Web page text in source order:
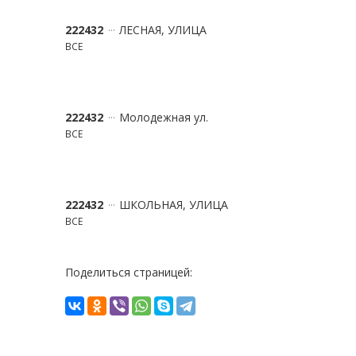
222432 ЛЕСНАЯ, УЛИЦА
ВСЕ
222432 Молодежная ул.
ВСЕ
222432 ШКОЛЬНАЯ, УЛИЦА
ВСЕ
Поделиться страницей: